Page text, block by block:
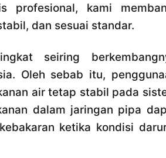
profesional, kami
dan sesuai standar.
seiring
Oleh sebab itu,
air tetap stabil pada
dalam jaringan pipa
ketika kondisi